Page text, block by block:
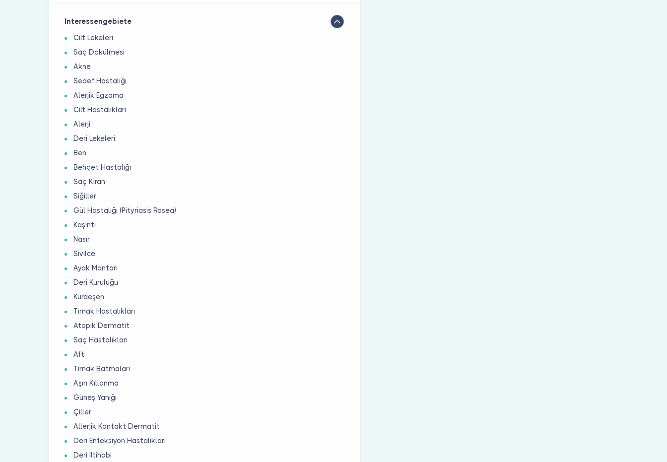
Interessengebiete
Cilt Lekeleri
Saç Dökülmesi
Akne
Sedef Hastalığı
Alerjik Egzama
Cilt Hastalıkları
Alerji
Deri Lekeleri
Ben
Behçet Hastalığı
Saç Kıran
Siğiller
Gül Hastalığı (Pityriasis Rosea)
Kaşıntı
Nasır
Sivilce
Ayak Mantarı
Deri Kuruluğu
Kurdeşen
Tırnak Hastalıkları
Atopik Dermatit
Saç Hastalıkları
Aft
Tırnak Batmaları
Aşırı Kıllanma
Güneş Yanığı
Çiller
Allerjik Kontakt Dermatit
Deri Enfeksiyon Hastalıkları
Deri İltihabı